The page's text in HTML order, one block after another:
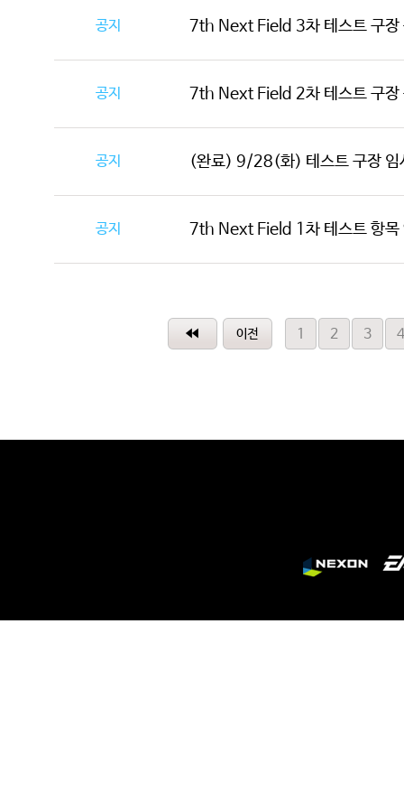
공지 7th Next Field 3차 테스트 구장
공지 7th Next Field 2차 테스트 구장
공지 (완료) 9/28(화) 테스트 구장
공지 7th Next Field 1차 테스트 항목
1 2 3 4